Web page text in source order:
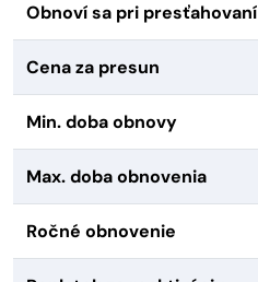
Obnoví sa pri presťahovaní
Cena za presun
Min. doba obnovy
Max. doba obnovenia
Ročné obnovenie